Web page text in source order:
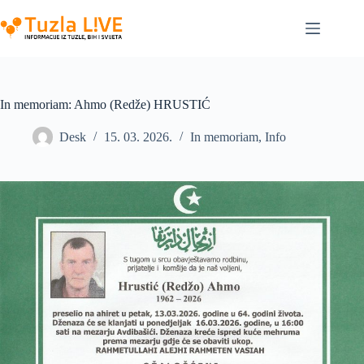
to
content
In memoriam: Ahmo (Redže) HRUSTIĆ
Desk 15. 03. 2026. In memoriam, Info